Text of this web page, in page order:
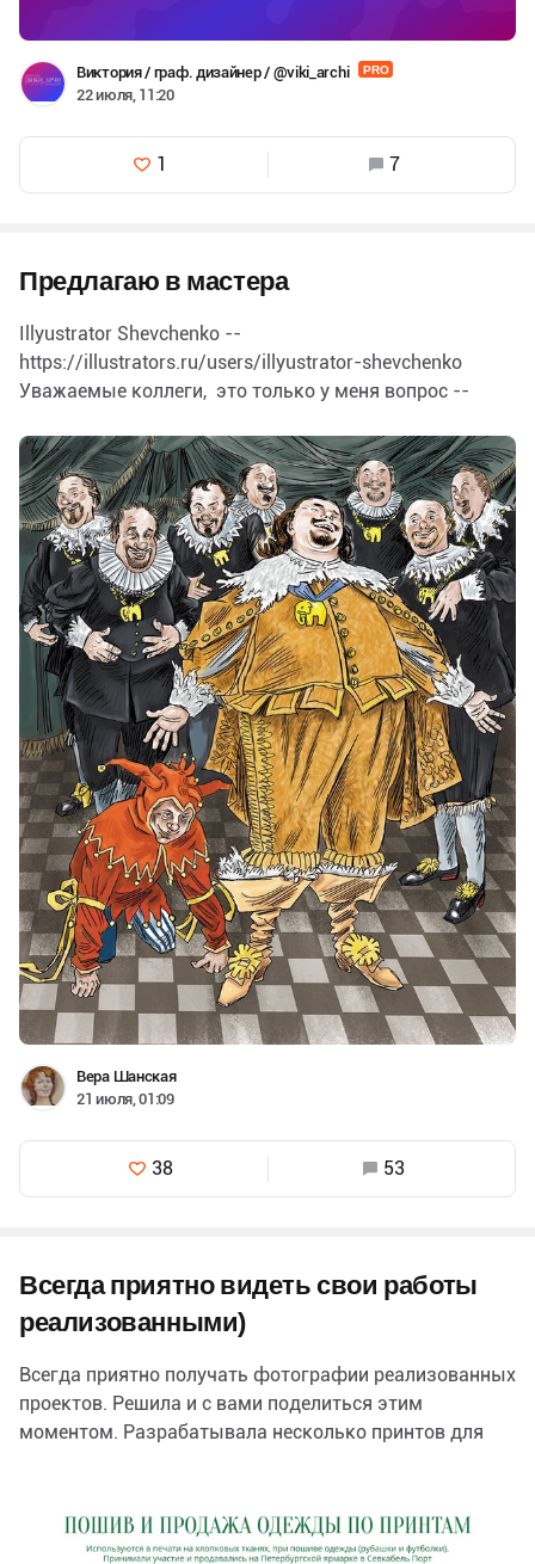
Виктория / граф. дизайнер / @viki_archi PRO
22 июля, 11:20
1 7
Предлагаю в мастера
Illyustrator Shevchenko --
https://illustrators.ru/users/illyustrator-shevchenko
Уважаемые коллеги, это только у меня вопрос --
Вера Шанская
21 июля, 01:09
38 53
Всегда приятно видеть свои работы
реализованными)
Всегда приятно получать фотографии реализованных
проектов. Решила и с вами поделиться этим
моментом. Разрабатывала несколько принтов для